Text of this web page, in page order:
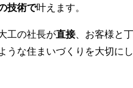
技術で叶えます。
工の社長が直接、お客様と
うな住まいづくりを大切にし